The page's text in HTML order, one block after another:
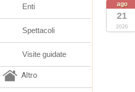
ago
21
2026
Enti
Spettacoli
Visite guidate
Altro